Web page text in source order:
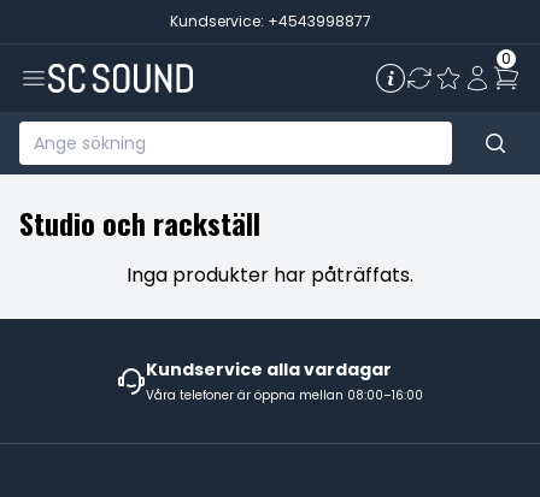
Kundservice: +4543998877
0
Studio och rackställ
Inga produkter har påträffats.
Kundservice alla vardagar
Våra telefoner är öppna mellan 08:00–16:00